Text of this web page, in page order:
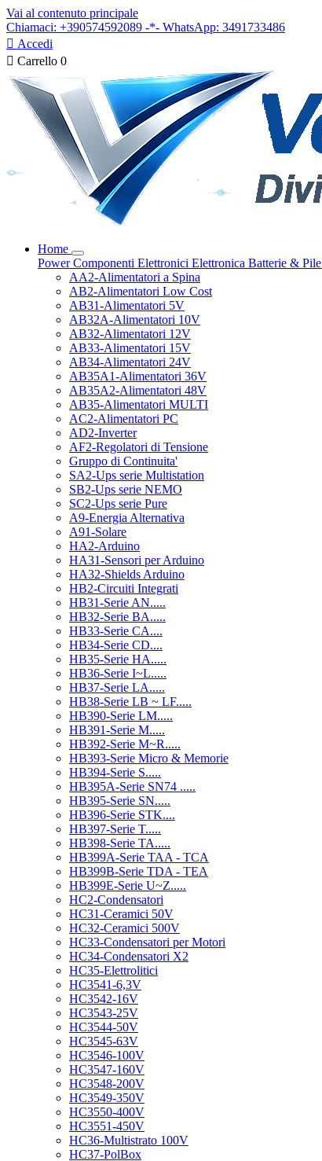
Vai al contenuto principale
Chiamaci: +390574592089 -*- WhatsApp: 3491733486
 Accedi
 Carrello 0
Home
PowerComponenti Elettronici Elettronica Batterie & Pile
AA2-Alimentatori a Spina
AB2-Alimentatori Low Cost
AB31-Alimentatori 5V
AB32A-Alimentatori 10V
AB32-Alimentatori 12V
AB33-Alimentatori 15V
AB34-Alimentatori 24V
AB35A1-Alimentatori 36V
AB35A2-Alimentatori 48V
AB35-Alimentatori MULTI
AC2-Alimentatori PC
AD2-Inverter
AF2-Regolatori di Tensione
Gruppo di Continuita'
SA2-Ups serie Multistation
SB2-Ups serie NEMO
SC2-Ups serie Pure
A9-Energia Alternativa
A91-Solare
HA2-Arduino
HA31-Sensori per Arduino
HA32-Shields Arduino
HB2-Circuiti Integrati
HB31-Serie AN.....
HB32-Serie BA.....
HB33-Serie CA....
HB34-Serie CD....
HB35-Serie HA.....
HB36-Serie I~L.....
HB37-Serie LA.....
HB38-Serie LB ~ LF.....
HB390-Serie LM.....
HB391-Serie M.....
HB392-Serie M~R.....
HB393-Serie Micro & Memorie
HB394-Serie S.....
HB395A-Serie SN74 .....
HB395-Serie SN.....
HB396-Serie STK....
HB397-Serie T.....
HB398-Serie TA.....
HB399A-Serie TAA - TCA
HB399B-Serie TDA - TEA
HB399E-Serie U~Z.....
HC2-Condensatori
HC31-Ceramici 50V
HC32-Ceramici 500V
HC33-Condensatori per Motori
HC34-Condensatori X2
HC35-Elettrolitici
HC3541-6,3V
HC3542-16V
HC3543-25V
HC3544-50V
HC3545-63V
HC3546-100V
HC3547-160V
HC3548-200V
HC3549-350V
HC3550-400V
HC3551-450V
HC36-Multistrato 100V
HC37-PolBox